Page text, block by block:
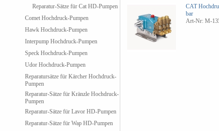
Reparatur-Sätze für Cat HD-Pumpen
Comet Hochdruck-Pumpen
Hawk Hochdruck-Pumpen
Interpump Hochdruck-Pumpen
Speck Hochdruck-Pumpen
Udor Hochdruck-Pumpen
Reparatursätze für Kärcher Hochdruck-
Pumpen
Reparatur-Sätze für Kränzle Hochdruck-
Pumpen
Reparatur-Sätze für Lavor HD-Pumpen
Reparatur-Sätze für Wap HD-Pumpen
CAT
bar
Art-Nr: M-